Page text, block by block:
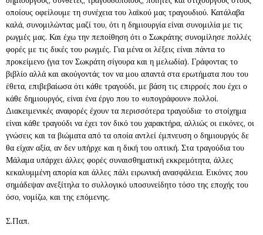
οποίους οφείλουμε τη συνέχεια του λαϊκού μας τραγουδιού. Κατάλαβα
καλά, συνομιλώντας μαζί του, ότι η δημιουργία είναι συνομιλία με τις
ρωγμές μας. Και έχω την πεποίθηση ότι ο Σωκράτης συνομίλησε πολλές
φορές με τις δικές του ρωγμές. Για μένα οι λέξεις είναι πάντα το
προκείμενο (για τον Σωκράτη σίγουρα και η μελωδία). Γράφοντας το
βιβλίο αλλά και ακούγοντάς τον να μου απαντά στα ερωτήματα που του
έθετα, επιβεβαίωσα ότι κάθε τραγούδι, με βάση τις επιρροές που έχει ο
κάθε δημιουργός, είναι ένα έργο που το «υπογράφουν» πολλοί.
Διακειμενικές αναφορές έχουν τα περισσότερα τραγούδια· το στοίχημα
είναι κάθε τραγούδι να έχει τον δικό του χαρακτήρα, αλλιώς οι εικόνες, οι
γνώσεις και τα βιώματα από τα οποία αντλεί έμπνευση ο δημιουργός δε
θα είχαν αξία, αν δεν υπήρχε και η δική του οπτική. Στα τραγούδια του
Μάλαμα υπάρχει άλλες φορές συναισθηματική εκκρεμότητα, άλλες
κεκαλυμμένη απορία και άλλες πάλι ειρωνική ανασφάλεια. Εικόνες που
σημάδεψαν ανεξίτηλα το συλλογικό υποσυνείδητο τόσο της εποχής του
όσο, νομίζω, και της επόμενης.
Σ.Παπ.